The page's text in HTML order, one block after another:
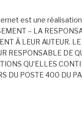
est une réalisation
– LA
À LEUR AUTEUR.
RESPONSABLE DE
QU’ELLES
DU POSTE 400 DU